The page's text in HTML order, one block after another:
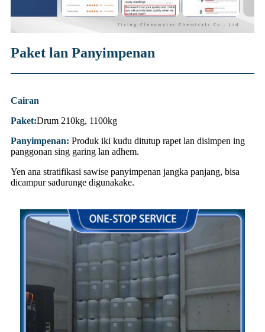
Paket lan Panyimpenan
Cairan
Paket:Drum 210kg, 1100kg
Panyimpenan: Produk iki kudu ditutup rapet lan disimpen ing
panggonan sing garing lan adhem.
Yen ana stratifikasi sawise panyimpenan jangka panjang, bisa
dicampur sadurunge digunakake.